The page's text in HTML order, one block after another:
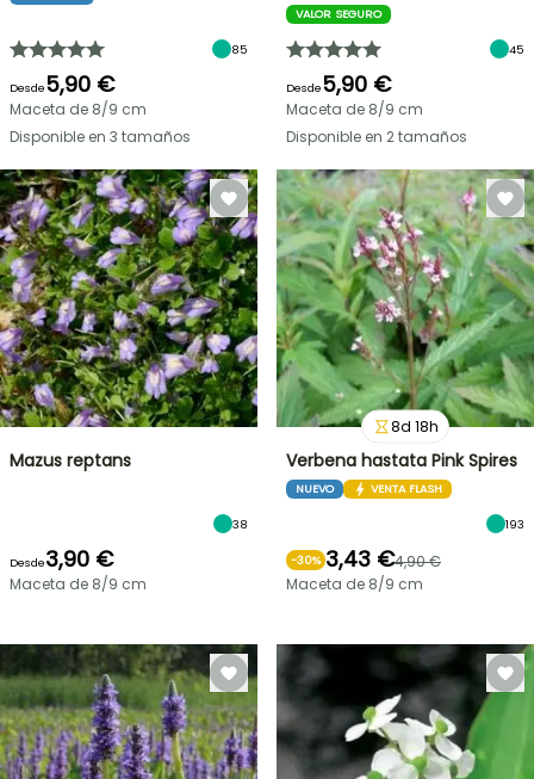
85
Desde5,90 €
Maceta de 8/9 cm
Disponible en 3 tamaños
VALOR SEGURO
45
Desde5,90 €
Maceta de 8/9 cm
Disponible en 2 tamaños
Mazus reptans
38
Desde3,90 €
Maceta de 8/9 cm
8d 18h
Verbena hastata Pink Spires
NUEVO VENTA FLASH
193
-30% 3,43 €4,90 €
Maceta de 8/9 cm